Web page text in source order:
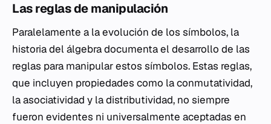
Las reglas de manipulación
Paralelamente a la evolución de los símbolos, la
historia del álgebra documenta el desarrollo de las
reglas para manipular estos símbolos. Estas reglas,
que incluyen propiedades como la conmutatividad,
la asociatividad y la distributividad, no siempre
fueron evidentes ni universalmente aceptadas en